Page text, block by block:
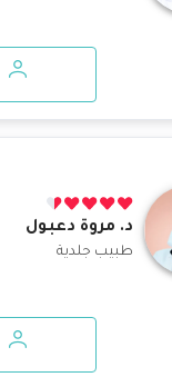
د. مروة دعبول
طبيب جلدية